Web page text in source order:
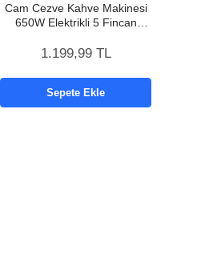
Cam Cezve Kahve Makinesi
650W Elektrikli 5 Fincan
Makinesi
1.199,99 TL
Sepete Ekle